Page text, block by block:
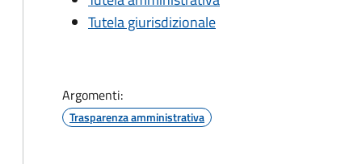
Tutela giurisdizionale
Argomenti:
Trasparenza amministrativa